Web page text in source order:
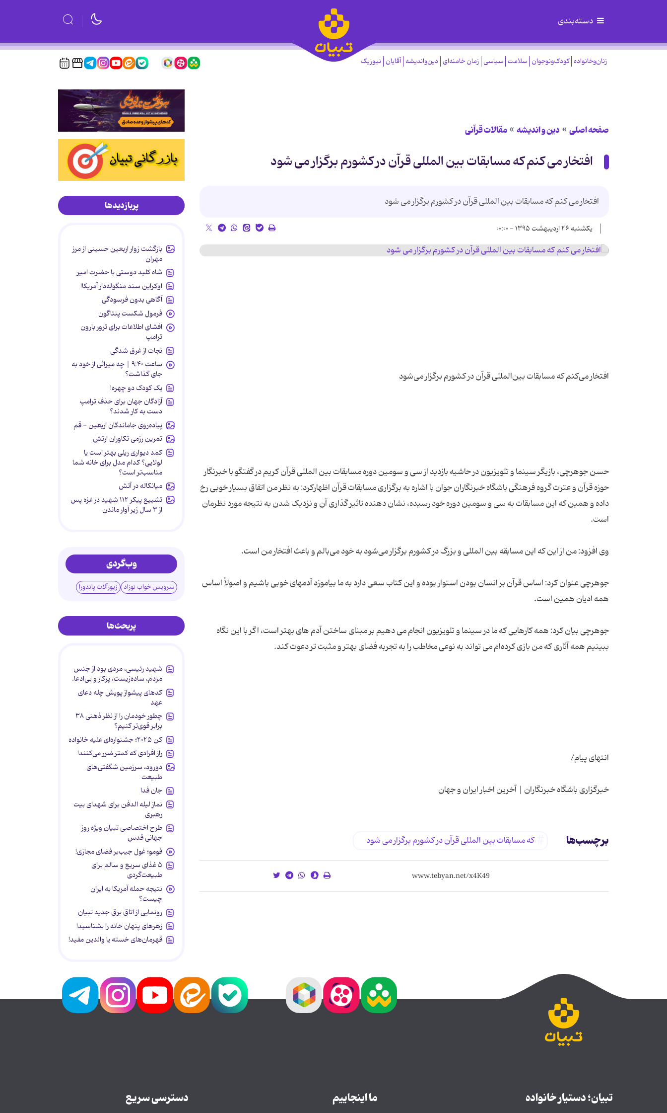
دسته‌بندی
زنان‌وخانواده کودک‌ونوجوان سلامت سیاسی زمان خامنه‌ای دین‌واندیشه آقایان نیوزیک
صفحه اصلی دین و اندیشه مقالات قرآنی
افتخار می کنم که مسابقات بین المللی قرآن در کشورم برگزار می شود
افتخار می کنم که مسابقات بین المللی قرآن در کشورم برگزار می شود
یکشنبه ۲۶ اردیبهشت ۱۳۹۵ - ۰۰:۰۰
حسن جوهرچی، بازیگر سینما و تلویزیون در حاشیه بازدید از سی و سومین دوره مسابقات بین المللی قرآن کریم در گفتگو با خبرنگار
حوزه قرآن و عترت گروه فرهنگی باشگاه خبرنگاران جوان با اشاره به برگزاری مسابقات قرآن اظهارکرد: به نظر من اتفاق بسیار خوبی رخ
داده و همین که این مسابقات به سی و سومین دوره خود رسیده، نشان دهنده تاثیر گذاری آن و نزدیک شدن به نتیجه مورد نظرمان
جوهرچی عنوان کرد: اساس قرآن بر انسان بودن استوار بوده و این کتاب سعی دارد به ما بیاموزد آدمهای خوبی باشیم و اصولاً اساس
جوهرچی بیان کرد: همه کارهایی که ما در سینما و تلویزیون انجام می دهیم بر مبنای ساختن آدم های بهتر است، اگر با این نگاه
خبرگزاری باشگاه خبرنگاران | آخرین اخبار ایران و جهان
برچسب‌ها که مسابقات بین المللی قرآن در کشورم برگزار می شود
پربازدیدها
بازگشت زوار اربعین حسینی از مرز
مهران
شاه کلید دوستی با حضرت امیر
اوکراین سند منگوله‌دار آمریکا!
آگاهی بدون فرسودگی
فرمول شکست پنتاگون
افشای اطلاعات برای ترور بارون
ترامپ
نجات از غرق شدگی
ساعت ۹:۴۰ | چه میراثی از خود به
جای گذاشت؟
یک کودک دو چهره!
آزادگان جهان برای حذف ترامپ
دست به کار شدند؟
پیاده‌روی جاماندگان اربعین - قم
تمرین رزمی تکاوران ارتش
کمد دیواری ریلی بهتر است یا
لولایی؟ کدام مدل برای خانه شما
مناسب‌تر است؟
میانکاله در آتش
تشییع پیکر ۱۱۲ شهید در غزه پس
از ۳ سال زیر آوار ماندن
وب‌گردی
سرویس خواب نوزاد زیورآلات پاندورا
پربحث‌ها
شهید رئیسی، مردی بود از جنس
مردم، ساده‌زیست، پرکار و بی‌ادعا.
کدهای پیشواز پویش چله دعای
عهد
چطور خودمان را از نظر ذهنی ۳۸
برابر قوی‌تر کنیم؟
کن ۲۰۲۵؛ جشنواره‌ای علیه خانواده
راز افرادی که کمتر ضرر می‌کنند!
دورود، سرزمین شگفتی‌های
طبیعت
جان فدا
نماز لیله الدفن برای شهدای بیت
رهبری
طرح اختصاصی تبیان ویژه روز
جهانی قدس
فومو؛ غول جیب‌بر فضای مجازی!
۵ غذای سریع و سالم برای
طبیعت‌گردی
نتیجه حمله آمریکا به ایران
چیست؟
رونمایی از اتاق برق جدید تبیان
زهرهای پنهان خانه را بشناسید!
قهرمان‌های خسته یا والدین مفید!
تبیان؛ دستیار خانواده ما اینجاییم دسترسی سریع